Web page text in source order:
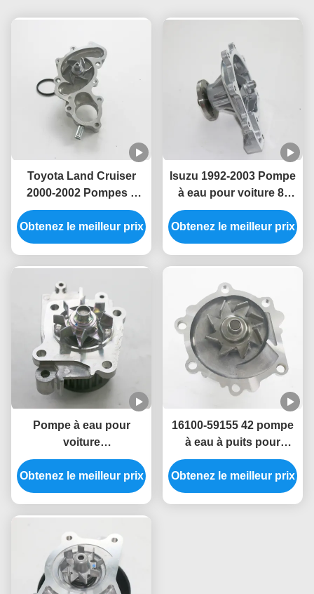
Toyota Land Cruiser
2000-2002 Pompes à
eau pour voiture 16100-
69545/16100-69395
Obtenez le meilleur prix
Isuzu 1992-2003 Pompe
à eau pour voiture 8-
97073-951-0/8-97109-
676-0/8-97333-361-0/8-
97313-904-0
Obtenez le meilleur prix
Pompe à eau pour
voiture
MD309756/MD346790/GWM-
59A Compatible avec le
Mitsubishi Pajero 1999-
Obtenez le meilleur prix
16100-59155 42 pompe
à eau à puits pour
voiture Pour Toyota
Prado 2002-2009 16100-
59257
Obtenez le meilleur prix